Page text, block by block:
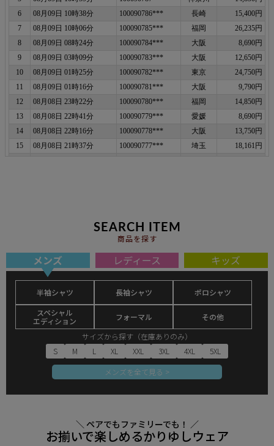
SEARCH ITEM
商品を探す
メンズ レディース キッズ
半袖シャツ 長袖シャツ
ポロシャツ
スペシャル
エディション
フォーマル
その他
サイズから探す（在庫ありのみ）
S
M L XL XXL 3XL 4XL
5XL
メンズを全て見る >
＼ ペアでもファミリーでも！ ／
お揃いで楽しめるかりゆしウェア